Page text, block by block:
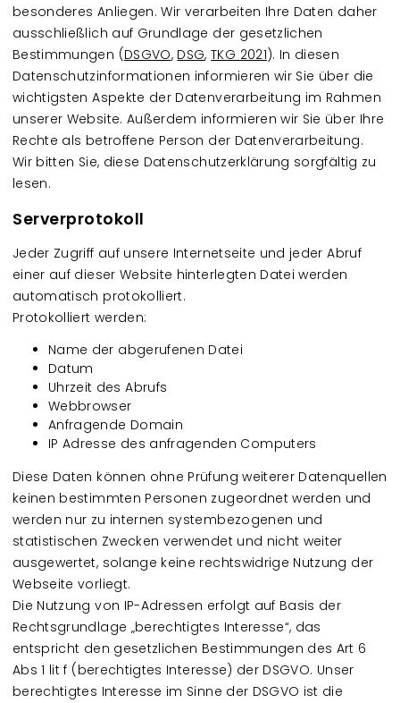
besonderes Anliegen. Wir verarbeiten Ihre Daten daher
ausschließlich auf Grundlage der gesetzlichen
Bestimmungen (DSGVO, DSG,TKG 2021). In diesen
Datenschutzinformationen informieren wir Sie über die
wichtigsten Aspekte der Datenverarbeitung im Rahmen
unserer Website. Außerdem informieren wir Sie über Ihre
Rechte als betroffene Person der Datenverarbeitung.
Wir bitten Sie, diese Datenschutzerklärung sorgfältig zu
lesen.
Serverprotokoll
Jeder Zugriff auf unsere Internetseite und jeder Abruf
einer auf dieser Website hinterlegten Datei werden
automatisch protokolliert.
Protokolliert werden:
Name der abgerufenen Datei
Datum
Uhrzeit des Abrufs
Webbrowser
Anfragende Domain
IP Adresse des anfragenden Computers
Diese Daten können ohne Prüfung weiterer Datenquellen
keinen bestimmten Personen zugeordnet werden und
werden nur zu internen systembezogenen und
statistischen Zwecken verwendet und nicht weiter
ausgewertet, solange keine rechtswidrige Nutzung der
Webseite vorliegt.
Die Nutzung von IP-Adressen erfolgt auf Basis der
Rechtsgrundlage „berechtigtes Interesse“, das
entspricht den gesetzlichen Bestimmungen des Art 6
Abs 1 lit f (berechtigtes Interesse) der DSGVO. Unser
berechtigtes Interesse im Sinne der DSGVO ist die